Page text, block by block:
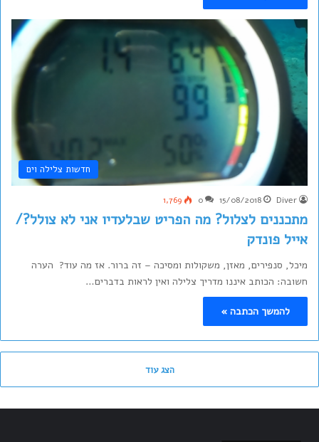
חדשות צלילה וים
Diver
15/08/2018
0
1,769
מתכננים לצלול? מה הפריט שבלעדיו אני לא צולל?/
אייל פונדק
מיכל, סנפירים, מאזן, משקולות ומסיכה – זה ברור. אז מה עוד? הערה
חשובה: הכותב איננו מדריך צלילה ואין לראות בדברים…
להמשך הכתבה »
הצג עוד